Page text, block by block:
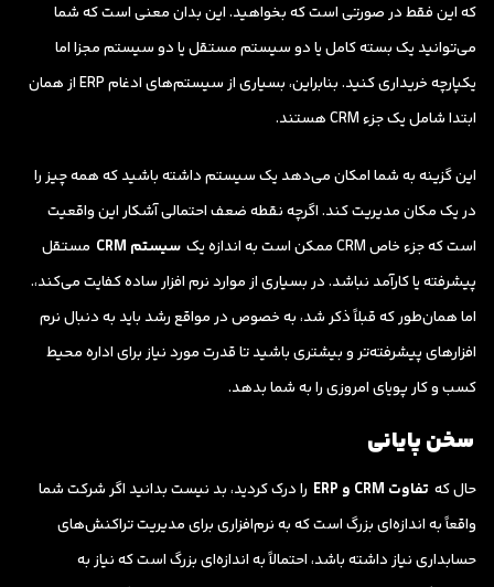
که این فقط در صورتی است که بخواهید. این بدان معنی است که شما
می‌توانید یک بسته کامل یا دو سیستم مستقل یا دو سیستم مجزا اما
یکپارچه خریداری کنید. بنابراین، بسیاری از سیستم‌های ادغام ERP از همان
ابتدا شامل یک جزء CRM هستند.
این گزینه به شما امکان می‌دهد یک سیستم داشته باشید که همه چیز را
در یک مکان مدیریت کند. اگرچه نقطه ضعف احتمالی آشکار این واقعیت
است که جزء خاص CRM ممکن است به اندازه یک
سیستم CRM
مستقل
پیشرفته یا کارآمد نباشد. در بسیاری از موارد نرم افزار ساده کفایت می‌کند،.
اما همان‌طور که قبلاً ذکر شد، به خصوص در مواقع رشد باید به دنبال نرم
افزارهای پیشرفته‌تر و بیشتری باشید تا قدرت مورد نیاز برای اداره محیط
کسب و کار پویای امروزی را به شما بدهد.
سخن پایانی
حال که تفاوت CRM و ERP
را درک کردید، بد نیست بدانید اگر شرکت شما
واقعاً به اندازه‌ای بزرگ است که به نرم‌افزاری برای مدیریت تراکنش‌های
حسابداری نیاز داشته باشد، احتمالاً به اندازه‌ای بزرگ است که نیاز به